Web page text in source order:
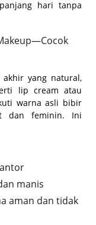
hari tanpa
akhir yang natural,
lip cream atau
warna asli bibir
dan feminin. Ini
manis
aman dan tidak